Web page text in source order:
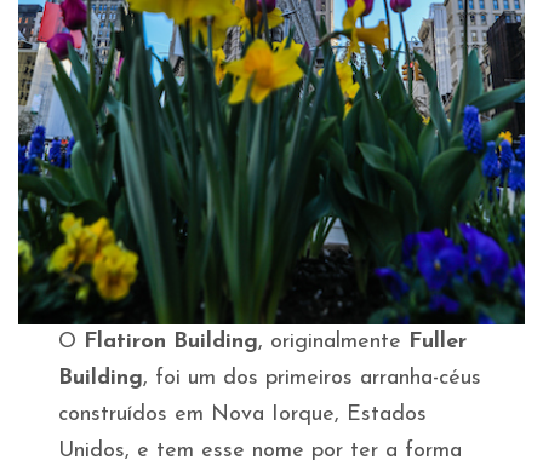
O Flatiron Building, originalmente Fuller
Building, foi um dos primeiros arranha-céus
construídos em Nova Iorque, Estados
Unidos, e tem esse nome por ter a forma